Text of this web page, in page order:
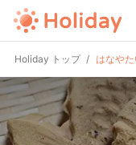
Holiday トップ はなや